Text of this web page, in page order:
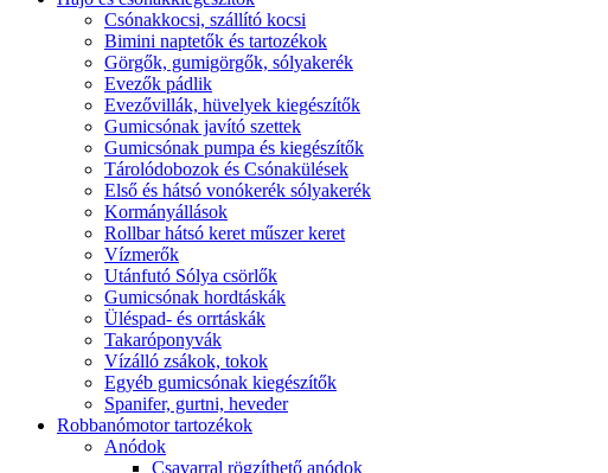
Csónakkocsi, szállító kocsi
Bimini naptetők és tartozékok
Görgők, gumigörgők, sólyakerék
Evezők pádlik
Evezővillák, hüvelyek kiegészítők
Gumicsónak javító szettek
Gumicsónak pumpa és kiegészítők
Tárolódobozok és Csónakülések
Első és hátsó vonókerék sólyakerék
Kormányállások
Rollbar hátsó keret műszer keret
Vízmerők
Utánfutó Sólya csörlők
Gumicsónak hordtáskák
Üléspad- és orrtáskák
Takaróponyvák
Vízálló zsákok, tokok
Egyéb gumicsónak kiegészítők
Spanifer, gurtni, heveder
Robbanómotor tartozékok
Anódok
Csavarral rögzíthető anódok